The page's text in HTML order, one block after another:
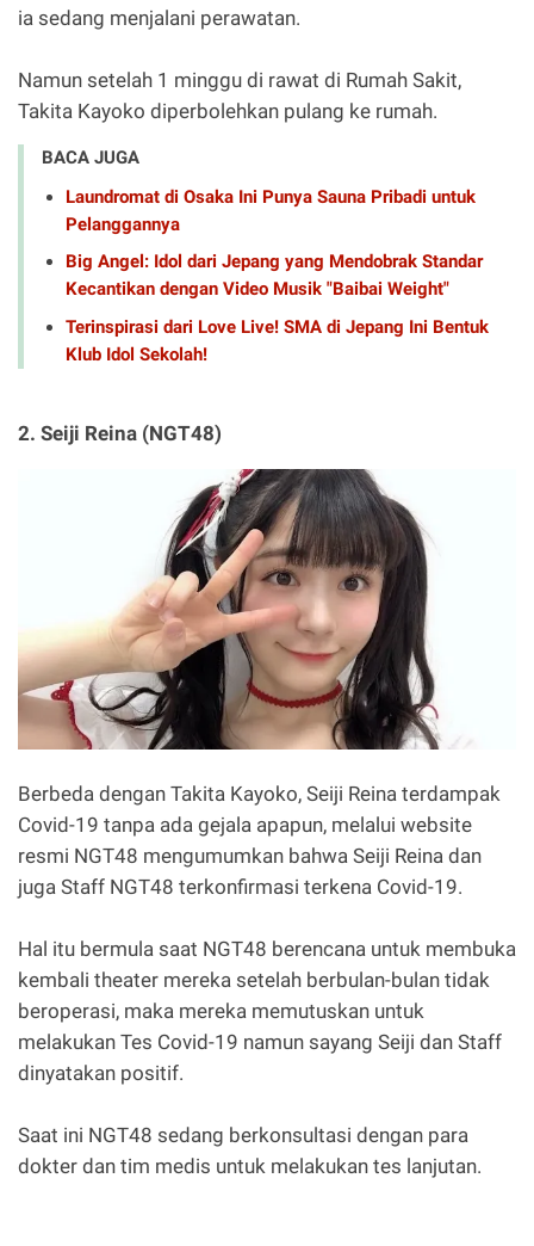
ia sedang menjalani perawatan.
Namun setelah 1 minggu di rawat di Rumah Sakit,
Takita Kayoko diperbolehkan pulang ke rumah.
BACA JUGA
Laundromat di Osaka Ini Punya Sauna Pribadi untuk
Pelanggannya
Big Angel: Idol dari Jepang yang Mendobrak Standar
Kecantikan dengan Video Musik "Baibai Weight"
Terinspirasi dari Love Live! SMA di Jepang Ini Bentuk
Klub Idol Sekolah!
2. Seiji Reina (NGT48)
Berbeda dengan Takita Kayoko, Seiji Reina terdampak
Covid-19 tanpa ada gejala apapun, melalui website
resmi NGT48 mengumumkan bahwa Seiji Reina dan
juga Staff NGT48 terkonfirmasi terkena Covid-19.
Hal itu bermula saat NGT48 berencana untuk membuka
kembali theater mereka setelah berbulan-bulan tidak
beroperasi, maka mereka memutuskan untuk
melakukan Tes Covid-19 namun sayang Seiji dan Staff
dinyatakan positif.
Saat ini NGT48 sedang berkonsultasi dengan para
dokter dan tim medis untuk melakukan tes lanjutan.